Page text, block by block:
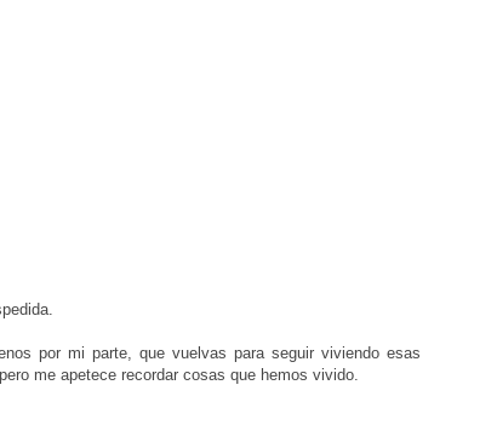
por mi parte, que vuelvas para seguir viviendo esas
me apetece recordar cosas que hemos vivido.